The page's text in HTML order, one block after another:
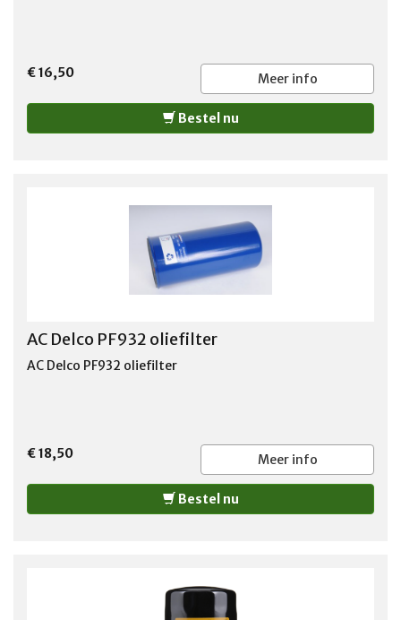
€ 16,50 Meer info
Bestel nu
AC Delco PF932 oliefilter
AC Delco PF932 oliefilter
€ 18,50 Meer info
Bestel nu